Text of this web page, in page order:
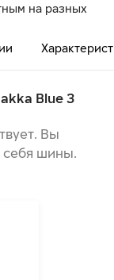
на разных
созданы для
А по
НА
Blue 3
Вы
себя шины.